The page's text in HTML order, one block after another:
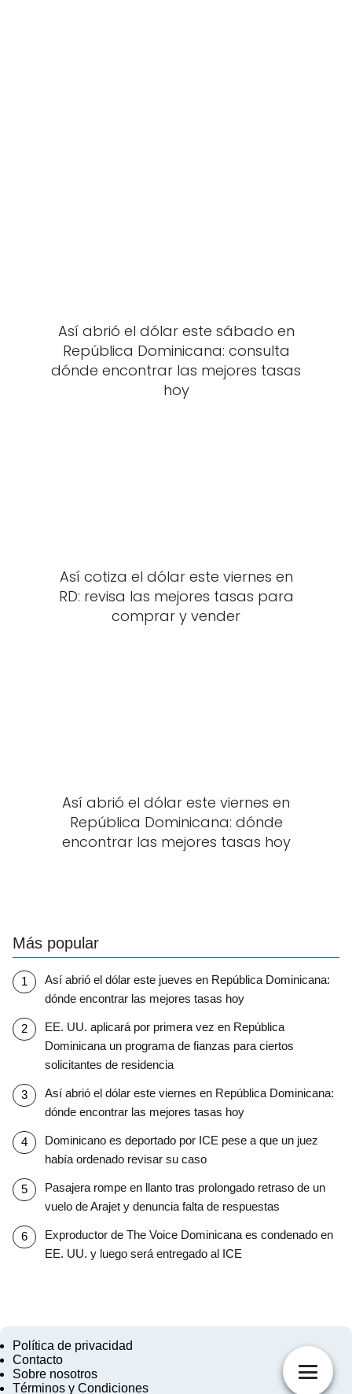
Así abrió el dólar este sábado en
República Dominicana: consulta
dónde encontrar las mejores tasas
hoy
Así cotiza el dólar este viernes en
RD: revisa las mejores tasas para
comprar y vender
Así abrió el dólar este viernes en
República Dominicana: dónde
encontrar las mejores tasas hoy
Más popular
Así abrió el dólar este jueves en República Dominicana:
dónde encontrar las mejores tasas hoy
EE. UU. aplicará por primera vez en República
Dominicana un programa de fianzas para ciertos
solicitantes de residencia
Así abrió el dólar este viernes en República Dominicana:
dónde encontrar las mejores tasas hoy
Dominicano es deportado por ICE pese a que un juez
había ordenado revisar su caso
Pasajera rompe en llanto tras prolongado retraso de un
vuelo de Arajet y denuncia falta de respuestas
Exproductor de The Voice Dominicana es condenado en
EE. UU. y luego será entregado al ICE
Política de privacidad
Contacto
Sobre nosotros
Términos y Condiciones